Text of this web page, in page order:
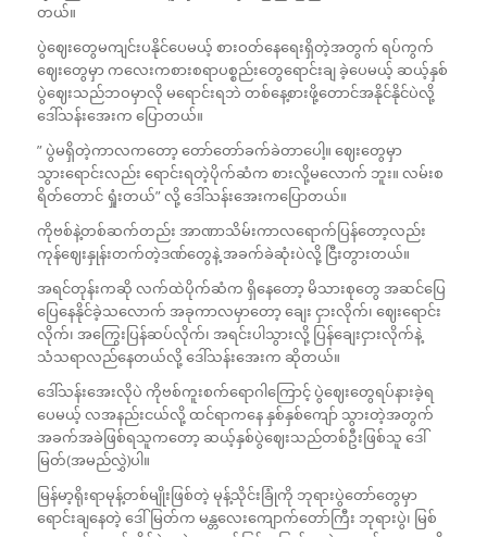
တယ်။
ပွဲဈေးတွေမကျင်းပနိုင်ပေမယ့် စားဝတ်နေရေးရှိတဲ့အတွက် ရပ်ကွက်
ဈေးတွေမှာ ကလေးကစားစရာပစ္စည်းတွေရောင်းချ ခဲ့ပေမယ့် ဆယ့်နှစ်
ပွဲဈေးသည်ဘဝမှာလို မရောင်းရဘဲ တစ်နေ့စားဖို့တောင်အနိုင်နိုင်ပဲလို့
ဒေါ်သန်းအေးက ပြောတယ်။
” ပွဲမရှိတဲ့ကာလကတော့ တော်တော်ခက်ခဲတာပေါ့။ ဈေးတွေမှာ
သွား‌ရောင်းလည်း ရောင်းရတဲ့ပိုက်ဆံက စားလို့မလောက် ဘူး။ လမ်းစ
ရိတ်တောင် ရှုံးတယ်” လို့ ဒေါ်သန်းအေးကပြောတယ်။
ကိုဗစ်နဲ့တစ်ဆက်တည်း အာဏာသိမ်းကာလရောက်ပြန်တော့လည်း
ကုန်ဈေးနှုန်းတက်တဲ့ဒဏ်တွေနဲ့ အခက်ခဲဆုံးပဲလို့ ငြီးတွားတယ်။
အရင်တုန်းကဆို လက်ထဲပိုက်ဆံက ရှိနေတော့ မိသားစုတွေ အဆင်ပြေ
ပြေနေနိုင်ခဲ့သလောက် အခုကာလမှာတော့ ချေး ငှားလိုက်၊ ဈေးရောင်း
လိုက်၊ အကြွေးပြန်ဆပ်လိုက်၊ အရင်းပါသွားလို့ ပြန်ချေးငှားလိုက်နဲ့
သံသရာလည်နေတယ်လို့ ဒေါ်သန်းအေးက ဆိုတယ်။
ဒေါ်သန်းအေးလိုပဲ ကိုဗစ်ကူးစက်ရောဂါကြောင့် ပွဲဈေးတွေရပ်နားခဲ့ရ
ပေမယ့် လအနည်းငယ်လို့ ထင်ရာကနေ နှစ်နှစ်ကျော် သွားတဲ့အတွက်
အခက်အခဲဖြစ်ရသူကတော့ ဆယ့်နှစ်ပွဲဈေးသည်တစ်ဦးဖြစ်သူ ဒေါ်
မြတ်(အမည်လွှဲ)ပါ။
မြန်မာ့ရိုးရာမုန့်တစ်မျိုးဖြစ်တဲ့ မုန့်သိုင်းခြုံကို ဘုရားပွဲတော်တွေမှာ
ရောင်းချနေတဲ့ ဒေါ်မြတ်က မန္တလေးကျောက်တော်ကြီး ဘုရားပွဲ၊ မြစ်